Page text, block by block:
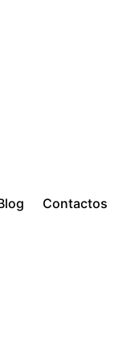
Contactos